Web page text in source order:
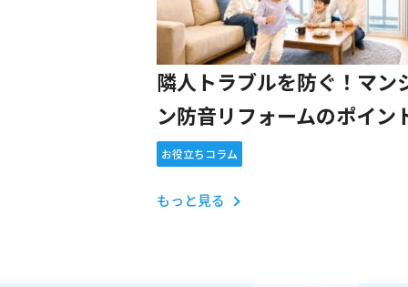
隣人トラブルを防ぐ！マン
ン防音リフォームのポイン
お役立ちコラム
もっと見る